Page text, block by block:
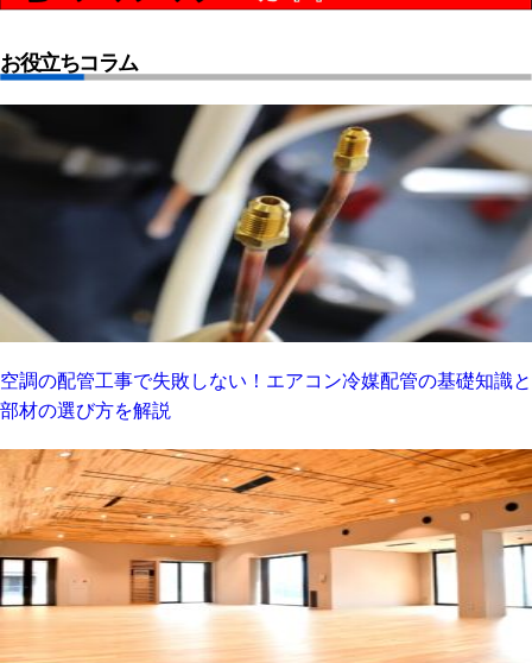
お役立ちコラム
空調の配管工事で失敗しない！エアコン冷媒配管の基礎知識と
部材の選び方を解説